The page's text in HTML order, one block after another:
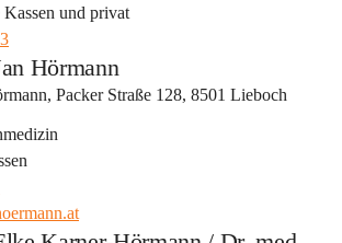
und privat
Hörmann
Packer Straße 128, 8501 Lieboch